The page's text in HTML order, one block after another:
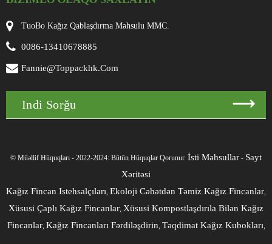
TuoBo Kağız Qablaşdırma Məhsulu MMC.
0086-13410678885
Fannie@toppackhk.com
Indi Sorğu
© Müəllif Hüquqları - 2022-2024: Bütün Hüquqlar Qorunur. İsti Məhsullar - Sayt
Xəritəsi
Kağız Fincan Istehsalçıları Ekoloji Cəhətdən Təmiz Kağız Fincanlar
Xüsusi Çaplı Kağız Fincanlar Xüsusi Kompostlaşdırıla Bilən Kağız
Fincanlar, Kağız Fincanları Fərdiləşdirin Təqdimat Kağız Kubokları